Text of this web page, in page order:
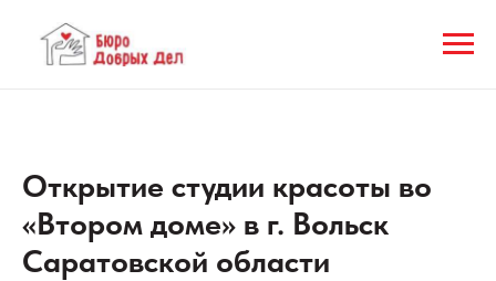
Открытие студии красоты во
«Втором доме» в г. Вольск
Саратовской области